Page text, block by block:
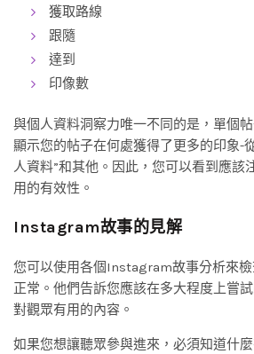
獲取路線
跟隨
達到
印像數
與個人資料洞察力唯一不同的是，單個
顯示您的帖子在何處獲得了更多的印象-
人資料”和其他。因此，您可以看到應該
用的有效性。
Instagram故事的見解
您可以使用各個Instagram故事分析來
正常。他們告訴您應該在多大程度上嘗
對觀眾有用的內容。
如果您想讓聽眾參與進來，必須知道什